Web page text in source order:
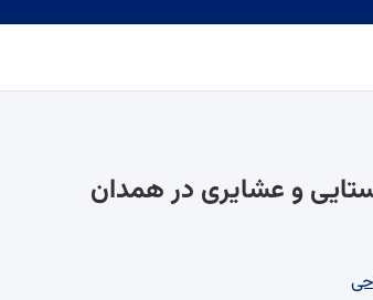
و عشایری در همدان